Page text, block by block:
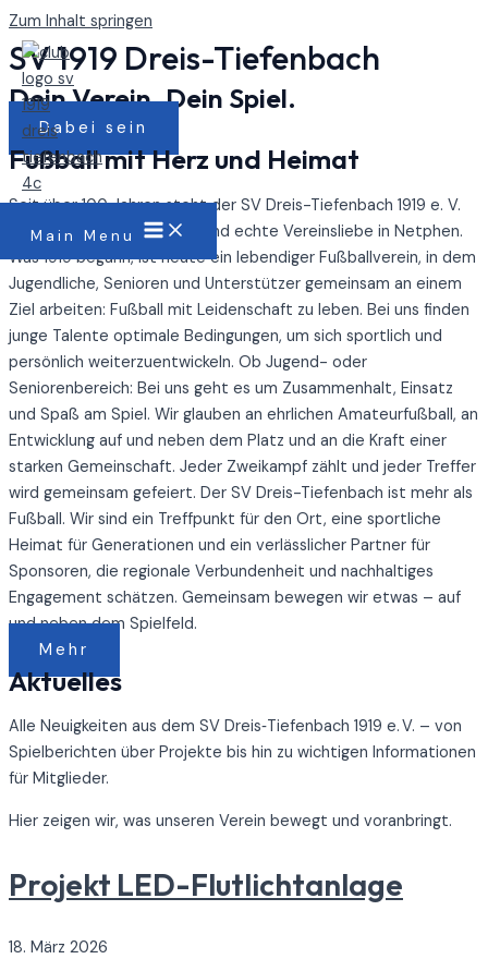
Zum Inhalt springen
Main Menu
SV 1919 Dreis-Tiefenbach
Dein Verein. Dein Spiel.
Dabei sein
Fußball mit Herz und Heimat
Seit über 100 Jahren steht der SV Dreis-Tiefenbach 1919 e. V.
für Fußball, Gemeinschaft und echte Vereinsliebe in Netphen.
Was 1919 begann, ist heute ein lebendiger Fußballverein, in dem
Jugendliche, Senioren und Unterstützer gemeinsam an einem
Ziel arbeiten: Fußball mit Leidenschaft zu leben. Bei uns finden
junge Talente optimale Bedingungen, um sich sportlich und
persönlich weiterzuentwickeln. Ob Jugend- oder
Seniorenbereich: Bei uns geht es um Zusammenhalt, Einsatz
und Spaß am Spiel. Wir glauben an ehrlichen Amateurfußball, an
Entwicklung auf und neben dem Platz und an die Kraft einer
starken Gemeinschaft. Jeder Zweikampf zählt und jeder Treffer
wird gemeinsam gefeiert. Der SV Dreis-Tiefenbach ist mehr als
Fußball. Wir sind ein Treffpunkt für den Ort, eine sportliche
Heimat für Generationen und ein verlässlicher Partner für
Sponsoren, die regionale Verbundenheit und nachhaltiges
Engagement schätzen. Gemeinsam bewegen wir etwas – auf
und neben dem Spielfeld.
Mehr
Aktuelles
Alle Neuigkeiten aus dem SV Dreis‑Tiefenbach 1919 e. V. – von
Spielberichten über Projekte bis hin zu wichtigen Informationen
für Mitglieder.
Hier zeigen wir, was unseren Verein bewegt und voranbringt.
Projekt LED-Flutlichtanlage
18. März 2026